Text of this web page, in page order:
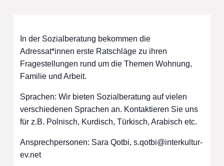
In der Sozialberatung bekommen die
Adressat*innen erste Ratschläge zu ihren
Fragestellungen rund um die Themen Wohnung,
Familie und Arbeit.
Sprachen: Wir bieten Sozialberatung auf vielen
verschiedenen Sprachen an. Kontaktieren Sie uns
für z.B. Polnisch, Kurdisch, Türkisch, Arabisch etc.
Ansprechpersonen: Sara Qotbi, s.qotbi@interkultur-
ev.net